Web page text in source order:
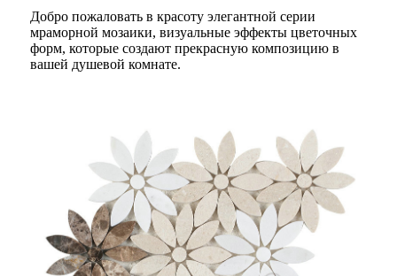
Добро пожаловать в красоту элегантной серии
мраморной мозаики, визуальные эффекты цветочных
форм, которые создают прекрасную композицию в
вашей душевой комнате.